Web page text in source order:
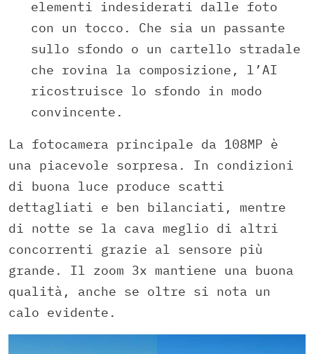
elementi indesiderati dalle foto
con un tocco. Che sia un passante
sullo sfondo o un cartello stradale
che rovina la composizione, l’AI
ricostruisce lo sfondo in modo
convincente.
La fotocamera principale da 108MP è
una piacevole sorpresa. In condizioni
di buona luce produce scatti
dettagliati e ben bilanciati, mentre
di notte se la cava meglio di altri
concorrenti grazie al sensore più
grande. Il zoom 3x mantiene una buona
qualità, anche se oltre si nota un
calo evidente.